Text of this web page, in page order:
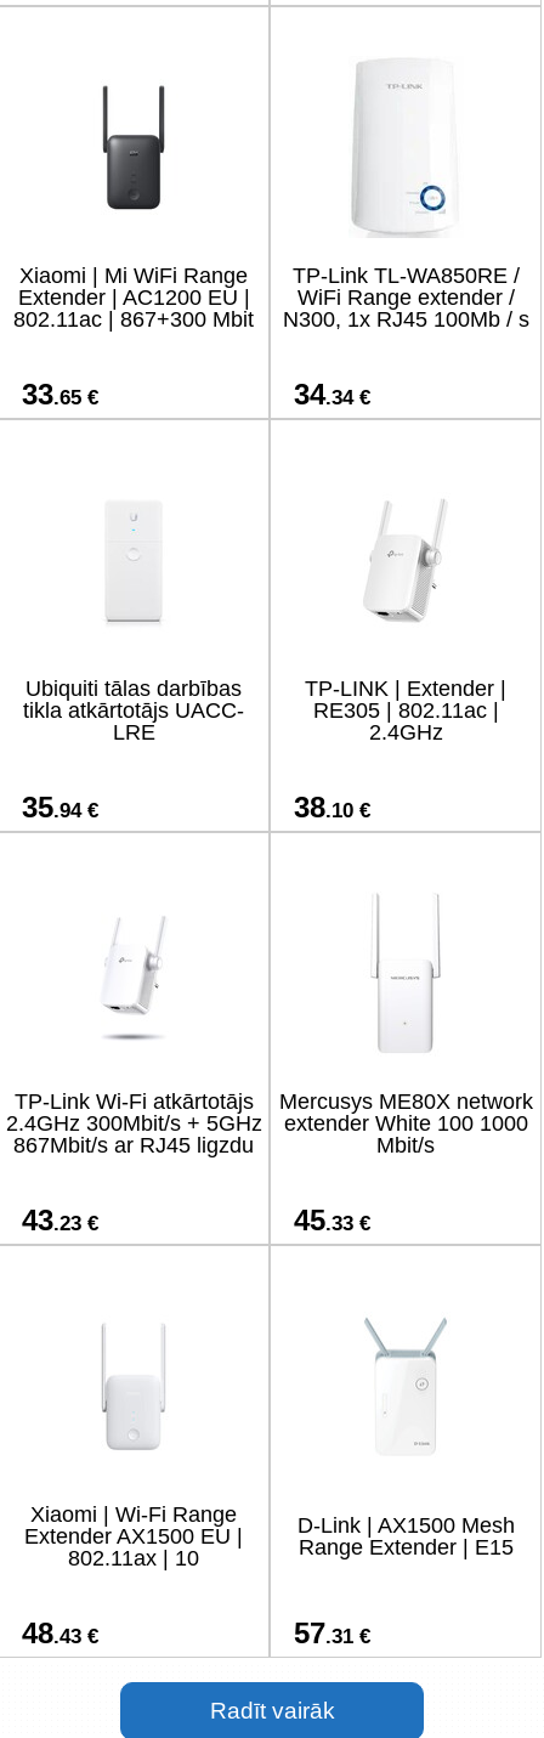
Xiaomi | Mi WiFi Range
Extender | AC1200 EU |
802.11ac | 867+300 Mbit
33.65 €
TP-Link TL-WA850RE /
WiFi Range extender /
N300, 1x RJ45 100Mb / s
34.34 €
Ubiquiti tālas darbības
tikla atkārtotājs UACC-
LRE
35.94 €
TP-LINK | Extender |
RE305 | 802.11ac |
2.4GHz
38.10 €
TP-Link Wi-Fi atkārtotājs
2.4GHz 300Mbit/s + 5GHz
867Mbit/s ar RJ45 ligzdu
43.23 €
Mercusys ME80X network
extender White 100 1000
Mbit/s
45.33 €
Xiaomi | Wi-Fi Range
Extender AX1500 EU |
802.11ax | 10
48.43 €
D-Link | AX1500 Mesh
Range Extender | E15
57.31 €